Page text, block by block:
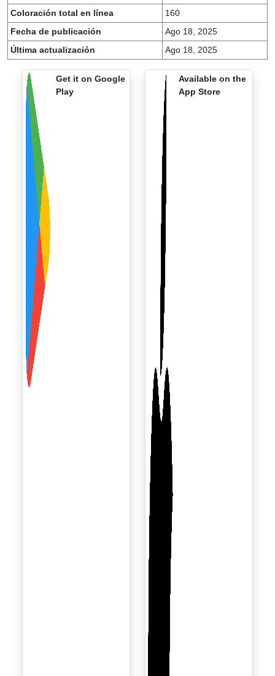
Coloración total en línea
160
Fecha de publicación
Ago 18, 2025
Última actualización
Ago 18, 2025
Get it on Google
Play
Available on the
App Store